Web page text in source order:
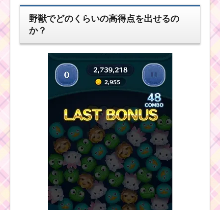
ツムツム！おし
ゃれマッドハッ
スキル動画 高得
ー！トリトン王の基礎
情報とスキル画像･高得
点をだすには？
野獣でどのくらいの高得点を出せるの
か？